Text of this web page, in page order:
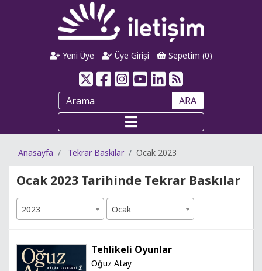
Yeni Üye Üye Girişi Sepetim (0)
ARA
Anasayfa Tekrar Baskılar Ocak 2023
Ocak 2023 Tarihinde Tekrar Baskılar
2023 Ocak
Tehlikeli Oyunlar
Oğuz Atay